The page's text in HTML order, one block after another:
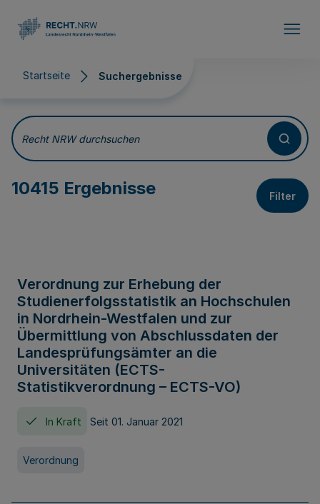
Startseite Suchergebnisse
Suchergebnisse
Recht NRW durchsuchen
10415 Ergebnisse Filter
Verordnung zur Erhebung der
Studienerfolgsstatistik an Hochschulen
in Nordrhein-Westfalen und zur
Übermittlung von Abschlussdaten der
Landesprüfungsämter an die
Universitäten (ECTS-
Statistikverordnung – ECTS-VO)
In Kraft Seit 01. Januar 2021
Verordnung